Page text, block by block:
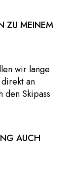
ZU MEINEM
wir lange
an
Skipass
AUCH